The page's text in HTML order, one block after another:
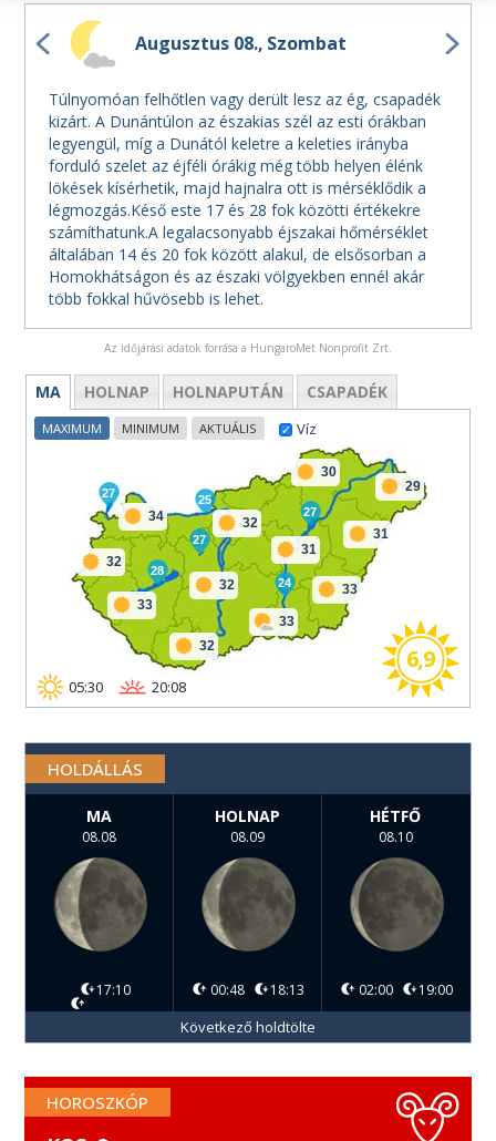
Augusztus 08. Szombat
Túlnyomóan felhőtlen vagy derült lesz az ég, csapadék
kizárt. A Dunántúlon az északias szél az esti órákban
legyengül, míg a Dunától keletre a keleties irányba
forduló szelet az éjféli órákig még több helyen élénk
lökések kísérhetik, majd hajnalra ott is mérséklődik a
légmozgás.Késő este 17 és 28 fok közötti értékekre
számíthatunk.A legalacsonyabb éjszakai hőmérséklet
általában 14 és 20 fok között alakul, de elsősorban a
Homokhátságon és az északi völgyekben ennél akár
több fokkal hűvösebb is lehet.
Az időjárási adatok forrása a HungaroMet Nonprofit Zrt.
MA HOLNAP HOLNAPUTÁN CSAPADÉK
34
32
33
32
32
33
31
32
30
33
31
29
27
28
27
25
24
27
05:30 20:08
6,9
Víz
MAXIMUM MINIMUM AKTUÁLIS
HOLDÁLLÁS
MA
08.08
17:10
HOLNAP
08.09
00:48 18:13
HÉTFŐ
08.10
02:00 19:00
Következő holdtölte
HOROSZKÓP